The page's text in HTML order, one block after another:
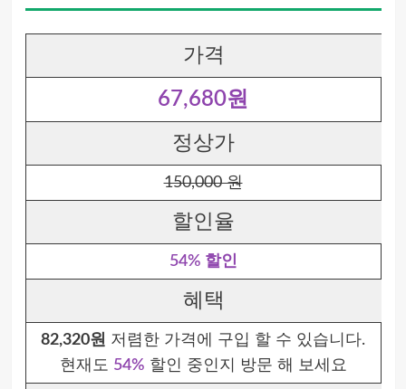
가격
67,680원
정상가
150,000 원
할인율
54% 할인
혜택
82,320원 저렴한 가격에 구입 할 수 있습니다.
현재도 54% 할인 중인지 방문 해 보세요